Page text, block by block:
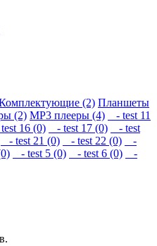
(2) Планшеты
(2) MP3 плееры (4)
- test 11
16 (0) - test 17 (0)
- test
- test 21 (0) - test 22 (0)
-
- test 5 (0) - test 6 (0)
-